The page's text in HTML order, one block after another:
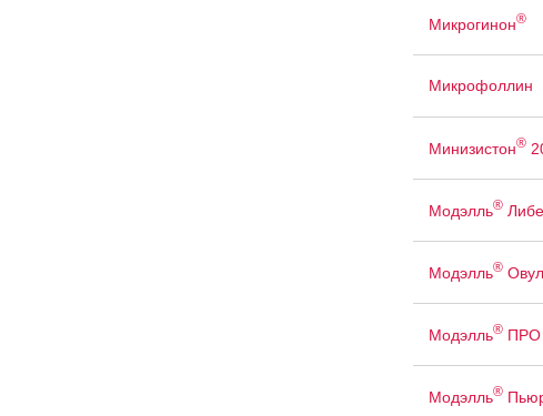
Микрогинон®
Микрофоллин
Минизистон®
Модэлль®
Модэлль®
Модэлль®ПРО
Модэлль®